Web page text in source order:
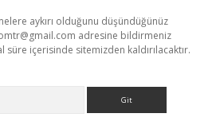
aykırı olduğunu düşündüğünüz
adresine bildirmeniz
içerisinde sitemizden kaldırılacaktır.